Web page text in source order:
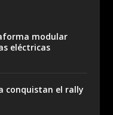
modular
eléctricas
conquistan el rally